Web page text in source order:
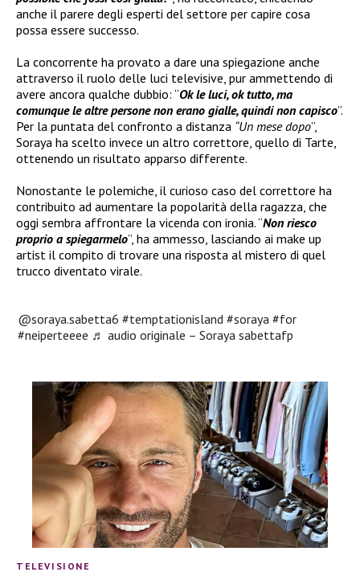
anche il parere degli esperti del settore per capire cosa
possa essere successo.
La concorrente ha provato a dare una spiegazione anche
attraverso il ruolo delle luci televisive, pur ammettendo di
avere ancora qualche dubbio: “Ok le luci, ok tutto, ma
comunque le altre persone non erano gialle, quindi non capisco”.
Per la puntata del confronto a distanza “Un mese dopo”,
Soraya ha scelto invece un altro correttore, quello di Tarte,
ottenendo un risultato apparso differente.
Nonostante le polemiche, il curioso caso del correttore ha
contribuito ad aumentare la popolarità della ragazza, che
oggi sembra affrontare la vicenda con ironia. “Non riesco
proprio a spiegarmelo”, ha ammesso, lasciando ai make up
artist il compito di trovare una risposta al mistero di quel
trucco diventato virale.
@soraya.sabetta6 #temptationisland #soraya #for
#neiperteeee ♬ audio originale – Soraya sabettafp
TELEVISIONE